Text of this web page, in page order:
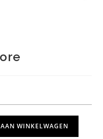
WINKELWAGEN